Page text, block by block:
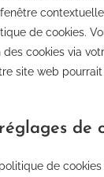
de cookies.
des cookies via
site web
de
de